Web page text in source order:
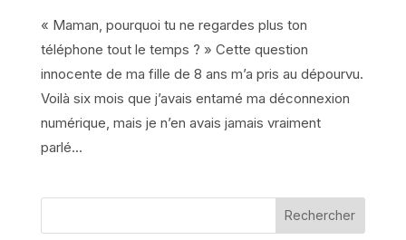
« Maman, pourquoi tu ne regardes plus ton
téléphone tout le temps ? » Cette question
innocente de ma fille de 8 ans m’a pris au dépourvu.
Voilà six mois que j’avais entamé ma déconnexion
numérique, mais je n’en avais jamais vraiment
parlé...
Rechercher